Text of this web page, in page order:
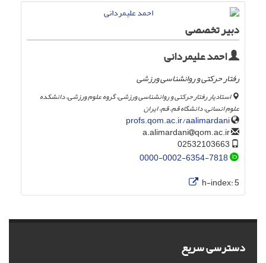
دبیر تخصصی
احمد علیمردانی
رفتار حرکتی و روانشناسی ورزشی
استادیار رفتار حرکتی و روانشناسی ورزشی، گروه علوم ورزشی، دانشکده
علوم انسانی، دانشگاه قم، قم، ایران
profs.qom.ac.ir/aalimardani
qom.ac.ir
0000-0002-6354-7818
h-index:5
دسترسی سریع